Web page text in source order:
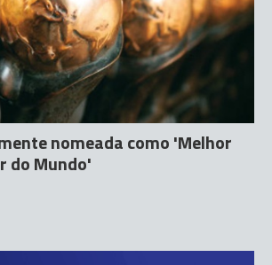
nomeada como 'Melhor
do Mundo'